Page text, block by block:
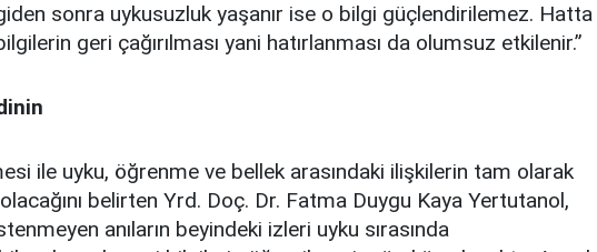
sonra uykusuzluk yaşanır ise o bilgi güçlendirilemez. Hatta
geri çağırılması yani hatırlanması da olumsuz etkilenir.”
ile uyku, öğrenme ve bellek arasındaki ilişkilerin tam olarak
olacağını belirten Yrd. Doç. Dr. Fatma Duygu Kaya Yertutanol,
anıların beyindeki izleri uyku sırasında